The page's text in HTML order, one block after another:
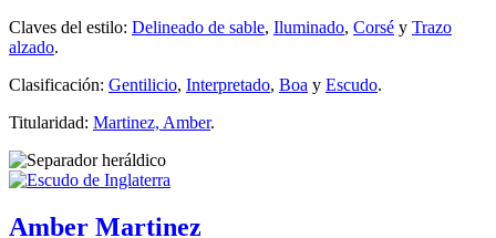
Claves del estilo: Delineado de sable, Iluminado, Corsé y Trazo
alzado.
Clasificación: Gentilicio, Interpretado, Boa y Escudo.
Titularidad: Martinez, Amber.
Amber Martinez